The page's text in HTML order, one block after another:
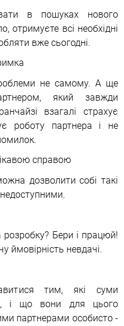
в пошуках нового
отримуєте всі необхідні
вже сьогодні.
не самому. А ще
який завжди
взагалі страхує
роботу партнера і не
справою
дозволити собі такі
Бери і працюй!
ймовірність невдачі.
тим, які суми
і що вони для цього
партнерами особисто -